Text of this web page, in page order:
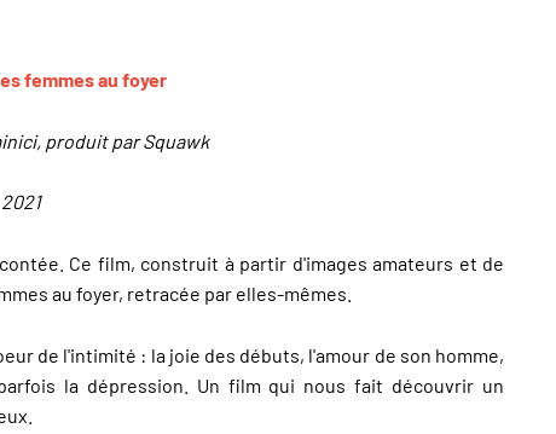
femmes au foyer
produit par Squawk
Ce film, construit à partir d'images amateurs et de
au foyer, retracée par elles-mêmes.
de l'intimité : la joie des débuts, l'amour de son homme,
la dépression. Un film qui nous fait découvrir un